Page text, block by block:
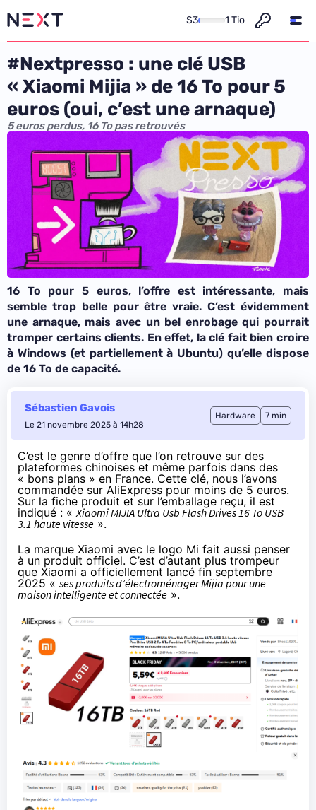
S3 1 Tio
#Nextpresso : une clé USB
« Xiaomi Mijia » de 16 To pour 5
euros (oui, c’est une arnaque)
5 euros perdus, 16 To pas retrouvés
16 To pour 5 euros, l’offre est intéressante, mais
semble trop belle pour être vraie. C’est évidemment
une arnaque, mais avec un bel enrobage qui pourrait
tromper certains clients. En effet, la clé fait bien croire
à Windows (et partiellement à Ubuntu) qu’elle dispose
de 16 To de capacité.
Sébastien Gavois
Le 21 novembre 2025 à 14h28
Hardware 7 min
C’est le genre d’offre que l’on retrouve sur des
plateformes chinoises et même parfois dans des
« bons plans » en France. Cette clé, nous l’avons
commandée sur AliExpress pour moins de 5 euros.
Sur la fiche produit et sur l’emballage reçu, il est
indiqué : «Xiaomi MIJIA Ultra Usb Flash Drives 16 To USB
3.1 haute vitesse ».
La marque Xiaomi avec le logo Mi fait aussi penser
à un produit officiel. C’est d’autant plus trompeur
que Xiaomi a officiellement lancé fin septembre
2025 « ses produits d’électroménager Mijia pour une
maison intelligente et connectée ».